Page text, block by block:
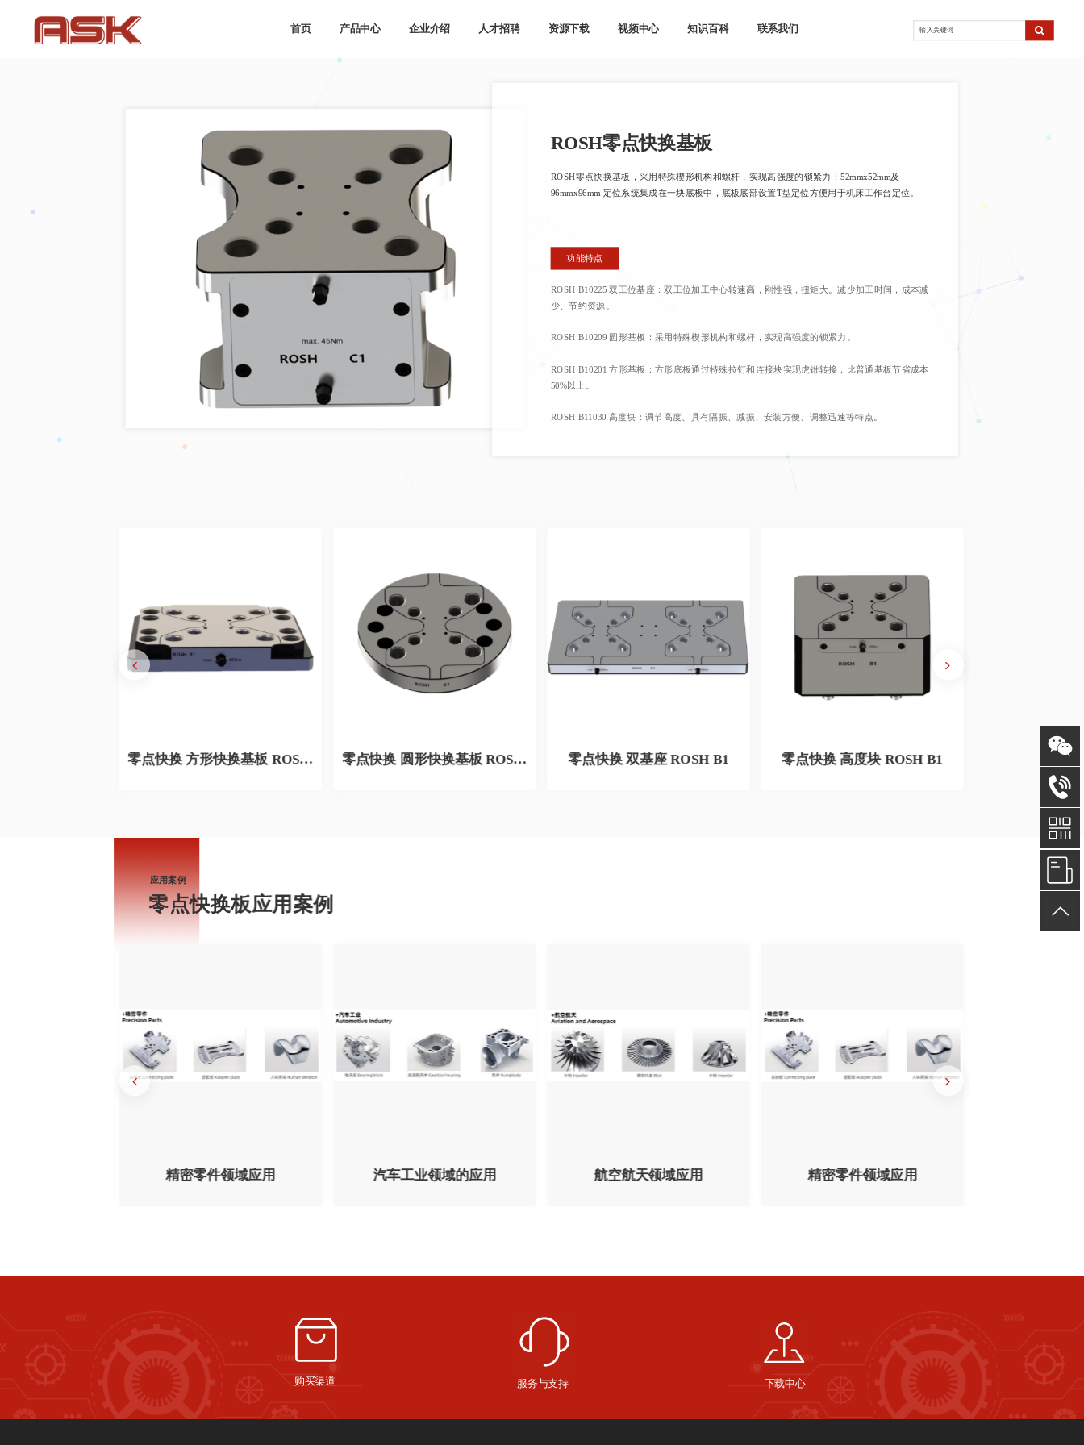
首页 产品中心 企业介绍 人才招聘 资源下载 视频中心 知识百科 联系我们
ROSH零点快换基板
ROSH零点快换基板，采用特殊楔形机构和螺杆，实现高强度的锁紧力；52mmx52mm及
96mmx96mm 定位系统集成在一块底板中，底板底部设置T型定位方便用于机床工作台定位。
功能特点
ROSH B10225 双工位基座：双工位加工中心转速高，刚性强，扭矩大。减少加工时间，成本减
少、节约资源。
ROSH B10209 圆形基板：采用特殊楔形机构和螺杆，实现高强度的锁紧力。
ROSH B10201 方形基板：方形底板通过特殊拉钉和连接块实现虎钳转接，比普通基板节省成本
50%以上。
ROSH B11030 高度块：调节高度、具有隔振、减振、安装方便、调整迅速等特点。
零点快换 方形快换基板 ROSH B1 零点快换 圆形快换基板 ROSH B1 零点快换 双基座 ROSH B1 零点快换 高度块 ROSH B1 零点快换 连
应用案例
零点快换板应用案例
精密零件领域应用 汽车工业领域的应用 航空航天领域应用 精密零件领域应用
购买渠道 服务与支持 下载中心